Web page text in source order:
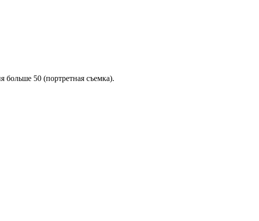
больше 50 (портретная съемка).